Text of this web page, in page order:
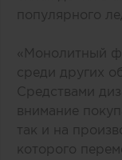
популярного
«Монолитный
среди других
Средствами
внимание
так и на
которого